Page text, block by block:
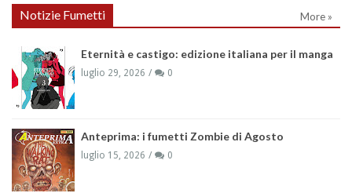
Notizie Fumetti More »
Eternità e castigo: edizione italiana per il manga
luglio 29, 2026 0
Anteprima: i fumetti Zombie di Agosto
luglio 15, 2026 0